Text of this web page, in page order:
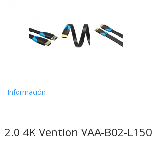
Información
2.0 4K Vention VAA-B02-L150